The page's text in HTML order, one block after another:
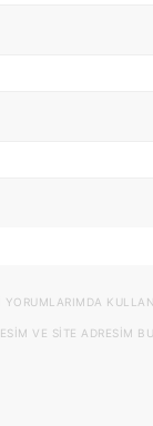
YORUMLARIMDA
VE SITE ADRESIM